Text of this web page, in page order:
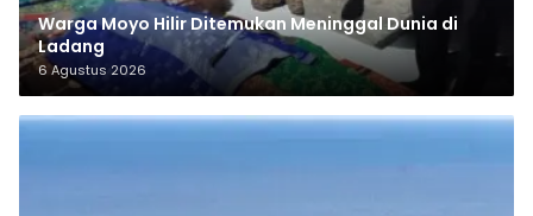
Warga Moyo Hilir Ditemukan Meninggal Dunia di
Ladang
6 Agustus 2026